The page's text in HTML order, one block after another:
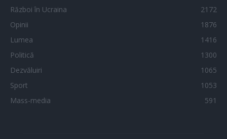
Război în Ucraina
2172
Opinii
1876
Lumea
1416
Politică
1300
Dezvăluiri
1065
Sport
1053
Mass-media
591